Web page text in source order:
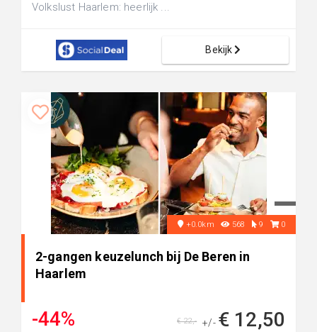
Volkslust Haarlem: heerlijk ...
Bekijk
+0.0km 568 9 0
2-gangen keuzelunch bij De Beren in
Haarlem
-44% +/- € 12,50
€ 22,-